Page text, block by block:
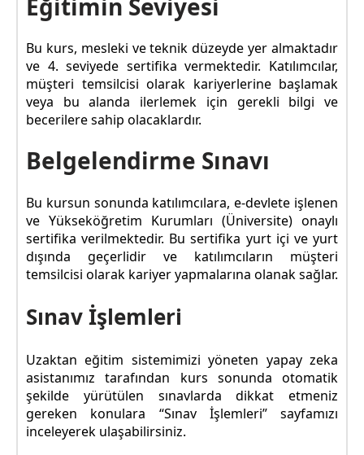
Eğitimin Seviyesi
Bu kurs, mesleki ve teknik düzeyde yer almaktadır
ve 4. seviyede sertifika vermektedir. Katılımcılar,
müşteri temsilcisi olarak kariyerlerine başlamak
veya bu alanda ilerlemek için gerekli bilgi ve
becerilere sahip olacaklardır.
Belgelendirme Sınavı
Bu kursun sonunda katılımcılara, e-devlete işlenen
ve Yükseköğretim Kurumları (Üniversite) onaylı
sertifika verilmektedir. Bu sertifika yurt içi ve yurt
dışında geçerlidir ve katılımcıların müşteri
temsilcisi olarak kariyer yapmalarına olanak sağlar.
Sınav İşlemleri
Uzaktan eğitim sistemimizi yöneten yapay zeka
asistanımız tarafından kurs sonunda otomatik
şekilde yürütülen sınavlarda dikkat etmeniz
gereken konulara “Sınav İşlemleri” sayfamızı
inceleyerek ulaşabilirsiniz.